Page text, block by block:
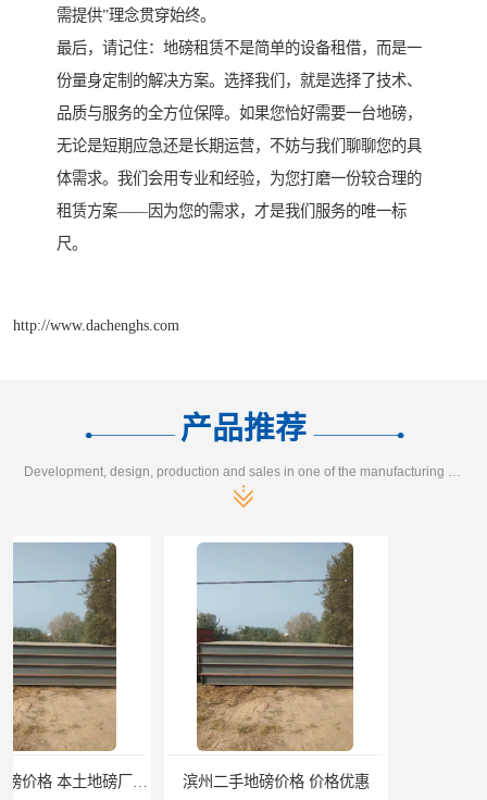
需提供”理念贯穿始终。
最后，请记住：地磅租赁不是简单的设备租借，而是一
份量身定制的解决方案。选择我们，就是选择了技术、
品质与服务的全方位保障。如果您恰好需要一台地磅，
无论是短期应急还是长期运营，不妨与我们聊聊您的具
体需求。我们会用专业和经验，为您打磨一份较合理的
租赁方案——因为您的需求，才是我们服务的唯一标
尺。
http://www.dachenghs.com
产品推荐
滨州二手地磅价格 价格优惠 潍坊旧地磅出售 厂家直销